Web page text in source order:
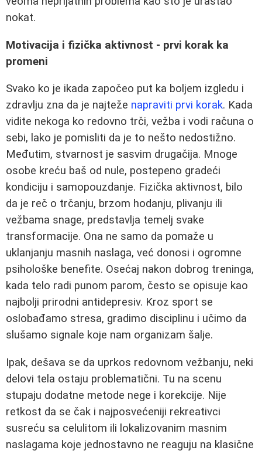
nokat.
Motivacija i fizička aktivnost - prvi korak ka
promeni
Svako ko je ikada započeo put ka boljem izgledu i
zdravlju zna da je najteže napraviti prvi korak. Kada
vidite nekoga ko redovno trči, vežba i vodi računa o
sebi, lako je pomisliti da je to nešto nedostižno.
Međutim, stvarnost je sasvim drugačija. Mnoge
osobe kreću baš od nule, postepeno gradeći
kondiciju i samopouzdanje. Fizička aktivnost, bilo
da je reč o trčanju, brzom hodanju, plivanju ili
vežbama snage, predstavlja temelj svake
transformacije. Ona ne samo da pomaže u
uklanjanju masnih naslaga, već donosi i ogromne
psihološke benefite. Osećaj nakon dobrog treninga,
kada telo radi punom parom, često se opisuje kao
najbolji prirodni antidepresiv. Kroz sport se
oslobađamo stresa, gradimo disciplinu i učimo da
slušamo signale koje nam organizam šalje.
Ipak, dešava se da uprkos redovnom vežbanju, neki
delovi tela ostaju problematični. Tu na scenu
stupaju dodatne metode nege i korekcije. Nije
retkost da se čak i najposvećeniji rekreativci
susreću sa celulitom ili lokalizovanim masnim
naslagama koje jednostavno ne reaguju na klasične